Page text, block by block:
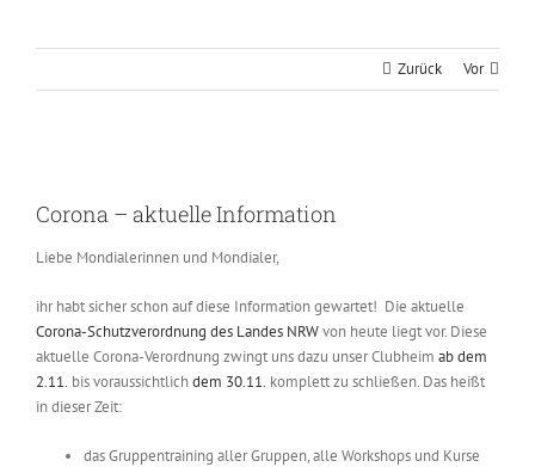
Zurück Vor
Corona – aktuelle Information
Liebe Mondialerinnen und Mondialer,
ihr habt sicher schon auf diese Information gewartet! Die aktuelle
Corona-Schutzverordnung des Landes NRWvon heute liegt vor. Diese
aktuelle Corona-Verordnung zwingt uns dazu unser Clubheim ab dem
2.11. bis voraussichtlichdem 30.11. komplett zu schließen. Das heißt
in dieser Zeit:
das Gruppentraining aller Gruppen, alle Workshops und Kurse